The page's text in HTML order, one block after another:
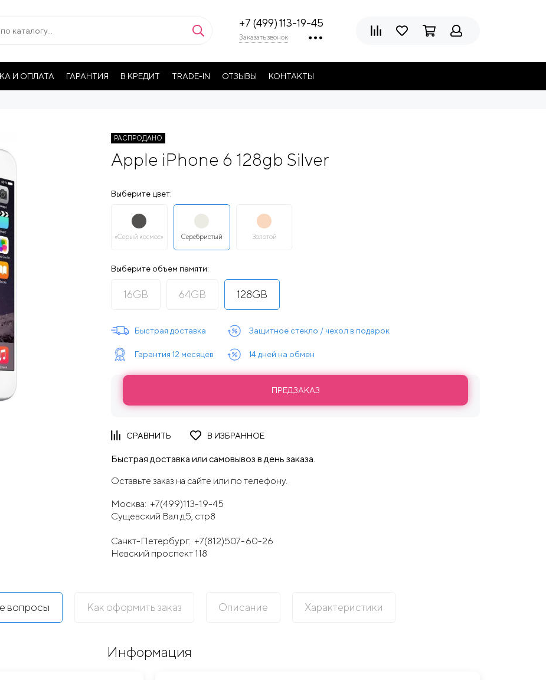
+7 (499) 113-19-45
Заказать звонок
И ОПЛАТА ГАРАНТИЯ В КРЕДИТ TRADE-IN ОТЗЫВЫ КОНТАКТЫ
РАСПРОДАНО
Apple iPhone 6 128gb Silver
Выберите цвет:
«Серый космос» Серебристый Золотой
Выберите объем памяти:
16GB 64GB 128GB
Быстрая доставка
Гарантия 12 месяцев
Защитное стекло / чехол в подарок
14 дней на обмен
ПРЕДЗАКАЗ
Быстрая доставка или самовывоз в день заказа.
Оставьте заказ на сайте или по телефону.
Москва: +7(499)113-19-45
Сущевский Вал д5, стр8
Санкт-Петербург: +7(812)507-60-26
Невский проспект 118
вопросы Как оформить заказ Описание Характеристики
Информация